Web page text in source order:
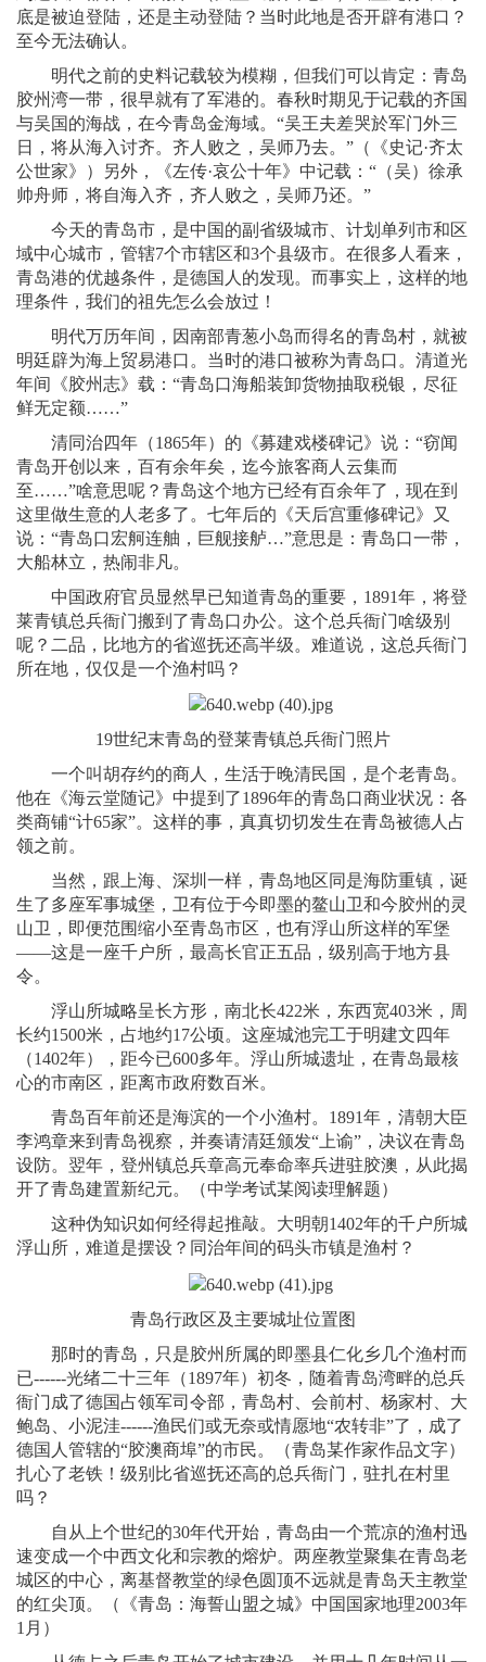
底是被迫登陆，还是主动登陆？当时此地是否开辟有港口？
至今无法确认。
明代之前的史料记载较为模糊，但我们可以肯定：青岛
胶州湾一带，很早就有了军港的。春秋时期见于记载的齐国
与吴国的海战，在今青岛金海域。“吴王夫差哭於军门外三
日，将从海入讨齐。齐人败之，吴师乃去。”（《史记·齐太
公世家》）另外，《左传·哀公十年》中记载：“（吴）徐承
帅舟师，将自海入齐，齐人败之，吴师乃还。”
今天的青岛市，是中国的副省级城市、计划单列市和区
域中心城市，管辖7个市辖区和3个县级市。在很多人看来，
青岛港的优越条件，是德国人的发现。而事实上，这样的地
理条件，我们的祖先怎么会放过！
明代万历年间，因南部青葱小岛而得名的青岛村，就被
明廷辟为海上贸易港口。当时的港口被称为青岛口。清道光
年间《胶州志》载：“青岛口海船装卸货物抽取税银，尽征
鲜无定额……”
清同治四年（1865年）的《募建戏楼碑记》说：“窃闻
青岛开创以来，百有余年矣，迄今旅客商人云集而
至……”啥意思呢？青岛这个地方已经有百余年了，现在到
这里做生意的人老多了。七年后的《天后宫重修碑记》又
说：“青岛口宏舸连舳，巨舰接舻…”意思是：青岛口一带，
大船林立，热闹非凡。
中国政府官员显然早已知道青岛的重要，1891年，将登
莱青镇总兵衙门搬到了青岛口办公。这个总兵衙门啥级别
呢？二品，比地方的省巡抚还高半级。难道说，这总兵衙门
所在地，仅仅是一个渔村吗？
19世纪末青岛的登莱青镇总兵衙门照片
一个叫胡存约的商人，生活于晚清民国，是个老青岛。
他在《海云堂随记》中提到了1896年的青岛口商业状况：各
类商铺“计65家”。这样的事，真真切切发生在青岛被德人占
领之前。
当然，跟上海、深圳一样，青岛地区同是海防重镇，诞
生了多座军事城堡，卫有位于今即墨的鳌山卫和今胶州的灵
山卫，即便范围缩小至青岛市区，也有浮山所这样的军堡
——这是一座千户所，最高长官正五品，级别高于地方县
令。
浮山所城略呈长方形，南北长422米，东西宽403米，周
长约1500米，占地约17公顷。这座城池完工于明建文四年
（1402年），距今已600多年。浮山所城遗址，在青岛最核
心的市南区，距离市政府数百米。
青岛百年前还是海滨的一个小渔村。1891年，清朝大臣
李鸿章来到青岛视察，并奏请清廷颁发“上谕”，决议在青岛
设防。翌年，登州镇总兵章高元奉命率兵进驻胶澳，从此揭
开了青岛建置新纪元。（中学考试某阅读理解题）
这种伪知识如何经得起推敲。大明朝1402年的千户所城
浮山所，难道是摆设？同治年间的码头市镇是渔村？
青岛行政区及主要城址位置图
那时的青岛，只是胶州所属的即墨县仁化乡几个渔村而
已------光绪二十三年（1897年）初冬，随着青岛湾畔的总兵
衙门成了德国占领军司令部，青岛村、会前村、杨家村、大
鲍岛、小泥洼------渔民们或无奈或情愿地“农转非”了，成了
德国人管辖的“胶澳商埠”的市民。（青岛某作家作品文字）
扎心了老铁！级别比省巡抚还高的总兵衙门，驻扎在村里
吗？
自从上个世纪的30年代开始，青岛由一个荒凉的渔村迅
速变成一个中西文化和宗教的熔炉。两座教堂聚集在青岛老
城区的中心，离基督教堂的绿色圆顶不远就是青岛天主教堂
的红尖顶。（《青岛：海誓山盟之城》中国国家地理2003年
1月）